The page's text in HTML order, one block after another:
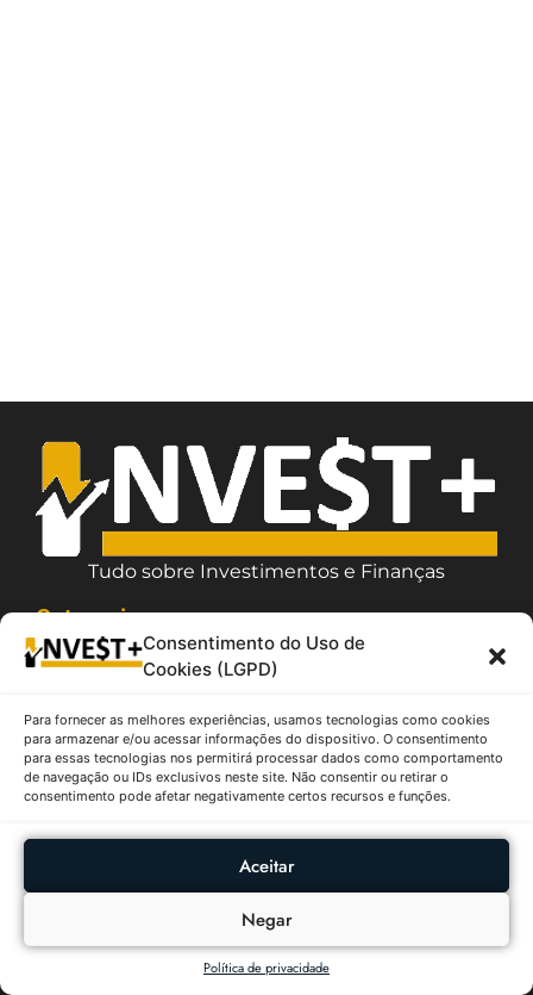
Consentimento do Uso de
Cookies (LGPD)
Para fornecer as melhores experiências, usamos tecnologias como cookies
para armazenar e/ou acessar informações do dispositivo. O consentimento
para essas tecnologias nos permitirá processar dados como comportamento
de navegação ou IDs exclusivos neste site. Não consentir ou retirar o
consentimento pode afetar negativamente certos recursos e funções.
Aceitar
Negar
Política de privacidade
Tudo sobre Investimentos e Finanças
Categorias
Artigos
Fundos Imobiliários
Boletim Focus
Criptomoedas
Política de Privacidade